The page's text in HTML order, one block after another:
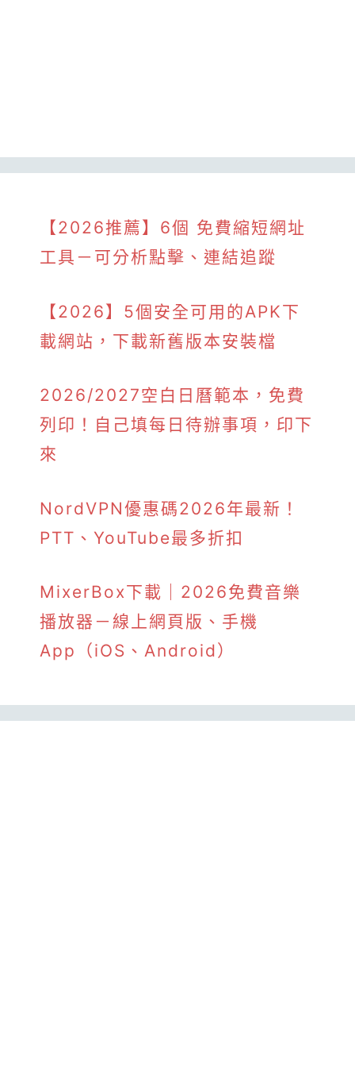
【2026推薦】6個 免費縮短網址
工具－可分析點擊、連結追蹤
【2026】5個安全可用的APK下
載網站，下載新舊版本安裝檔
2026/2027空白日曆範本，免費
列印！自己填每日待辦事項，印下
來
NordVPN優惠碼2026年最新！
PTT、YouTube最多折扣
MixerBox下載｜2026免費音樂
播放器－線上網頁版、手機
App（iOS、Android）